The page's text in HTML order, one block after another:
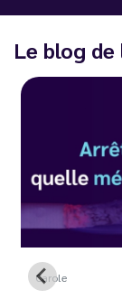
Le blog de
Carole